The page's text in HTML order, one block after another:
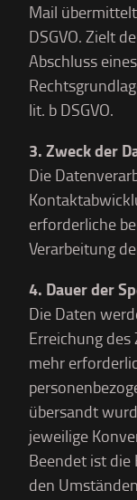
Mail
DSGVO. Zielt
Abschluss
lit. b DSGVO.
3. Zweck der
Die
erforderliche
Verarbeitung
4. Dauer der
Die Daten
Erreichung
mehr
übersandt
jeweilige
Beendet ist
den